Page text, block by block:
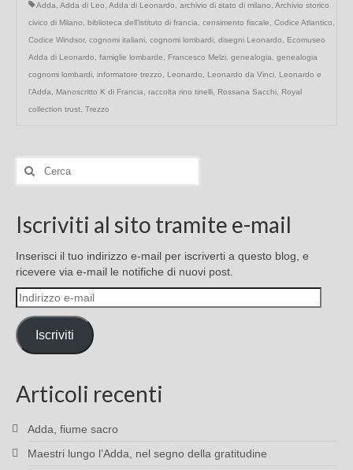
Adda Adda di Leo Adda di Leonardo archivio di stato di milano Archivio storico
civico di Milano
biblioteca dell’istituto di francia censimento fiscale Codice Atlantico
Codice Windsor, cognomi italiani cognomi lombardi disegni Leonardo
Ecomuseo
Adda di Leonardo
famiglie lombarde Francesco Melzi genealogia
genealogia
cognomi lombardi informatore trezzo Leonardo Leonardo da Vinci
Leonardo e
l’Adda
Manoscritto K di Francia raccolta rino tinelli Rossana Sacchi
Royal
collection trust Trezzo
Cerca:
Iscriviti al sito tramite e-mail
Inserisci il tuo indirizzo e-mail per iscriverti a questo blog, e
ricevere via e-mail le notifiche di nuovi post.
Indirizzo
e-
mail
Iscriviti
Articoli recenti
Adda, fiume sacro
Maestri lungo l’Adda, nel segno della gratitudine